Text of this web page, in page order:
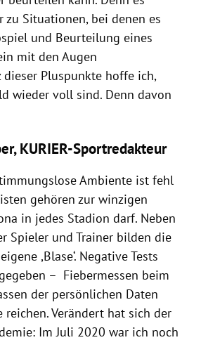
Situationen, bei denen es
und Beurteilung eines
mit den Augen
dieser Pluspunkte hoffe ich,
wieder voll sind. Denn davon
KURIER-Sportredakteur
Ambiente ist fehl
gehören zur winzigen
in jedes Stadion darf. Neben
Spieler und Trainer bilden die
,Blase‘. Negative Tests
– Fiebermessen beim
der persönlichen Daten
reichen. Verändert hat sich der
Im Juli 2020 war ich noch